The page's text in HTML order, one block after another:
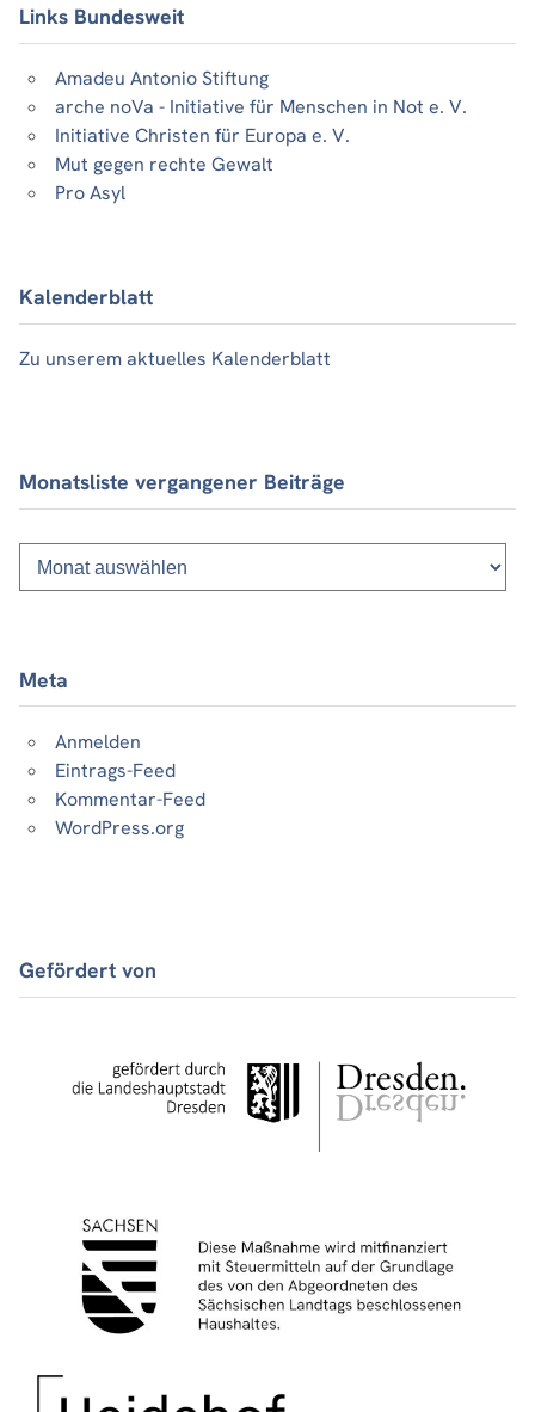
Links Bundesweit
Amadeu Antonio Stiftung
arche noVa - Initiative für Menschen in Not e. V.
Initiative Christen für Europa e. V.
Mut gegen rechte Gewalt
Pro Asyl
Kalenderblatt
Zu unserem aktuelles Kalenderblatt
Monatsliste vergangener Beiträge
Monatsliste
vergangener
Beiträge
Meta
Anmelden
Eintrags-Feed
Kommentar-Feed
WordPress.org
Gefördert von